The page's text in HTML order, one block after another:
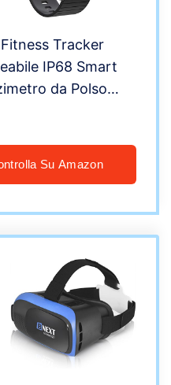
Tracker
IP68 Smart
da Polso
Activity Tracker
Su Amazon